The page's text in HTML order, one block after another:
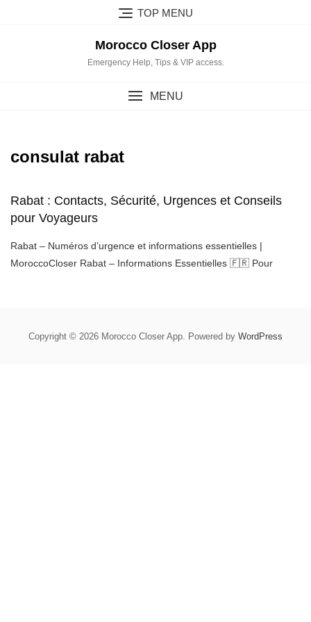
TOP MENU
Morocco Closer App
Emergency Help, Tips & VIP access.
MENU
consulat rabat
Rabat : Contacts, Sécurité, Urgences et Conseils
pour Voyageurs
Rabat – Numéros d’urgence et informations essentielles |
MoroccoCloser Rabat – Informations Essentielles 🇫🇷 Pour
Copyright © 2026 Morocco Closer App. Powered by WordPress